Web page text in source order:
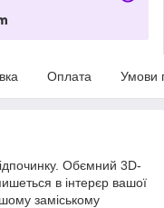
Оплата Умови
Обємний 3D-
в інтерєр вашої
заміському